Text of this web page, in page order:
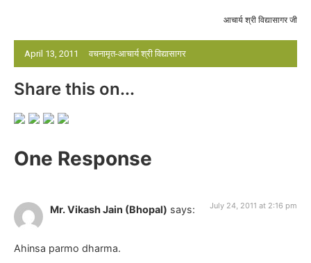
April 13, 2011 वचनामृत-आचार्य श्री विद्यासागर
आचार्य श्री विद्यासागर जी
Share this on...
One Response
Mr. Vikash Jain (Bhopal) says: July 24, 2011 at 2:16 pm
Ahinsa parmo dharma.